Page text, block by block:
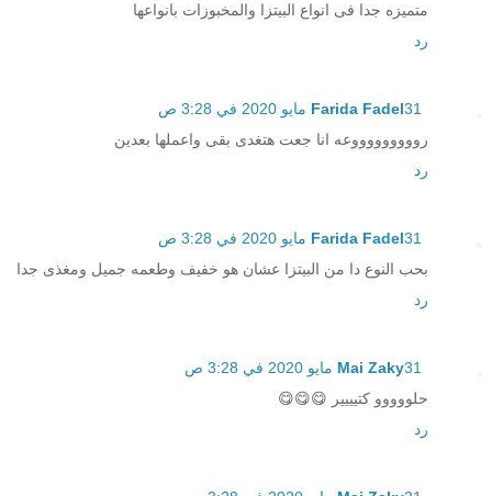
متميزه جدا فى انواع البيتزا والمخبوزات بانواعها
رد
Farida Fadel31 مايو 2020 في 3:28 ص
روووووووووعه انا جعت هتغدى بقى واعملها بعدين
رد
Farida Fadel31 مايو 2020 في 3:28 ص
بحب النوع دا من البيتزا عشان هو خفيف وطعمه جميل ومغذى جدا
رد
Mai Zaky31 مايو 2020 في 3:28 ص
حلووووو كتيييير 😋😋😋
رد